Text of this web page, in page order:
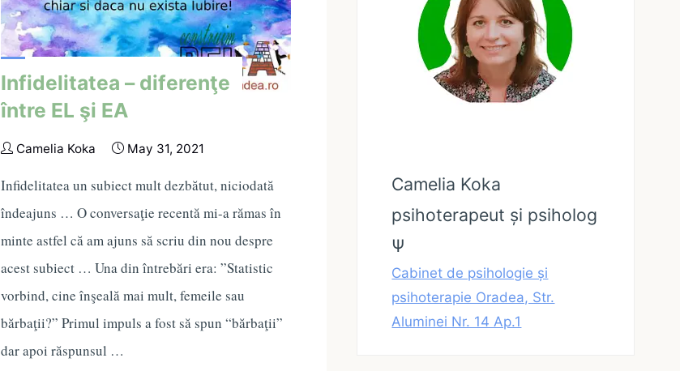
Infidelitatea – diferenţe
între EL şi EA
Camelia Koka May 31, 2021
Infidelitatea un subiect mult dezbătut, niciodată
îndeajuns … O conversaţie recentă mi-a rămas în
minte astfel că am ajuns să scriu din nou despre
acest subiect … Una din întrebări era: ”Statistic
vorbind, cine înşeală mai mult, femeile sau
bărbaţii?” Primul impuls a fost să spun “bărbaţii”
dar apoi răspunsul …
Camelia Koka
psihoterapeut și psiholog
Ψ
Cabinet de psihologie și
psihoterapie Oradea, Str.
Aluminei Nr. 14 Ap.1